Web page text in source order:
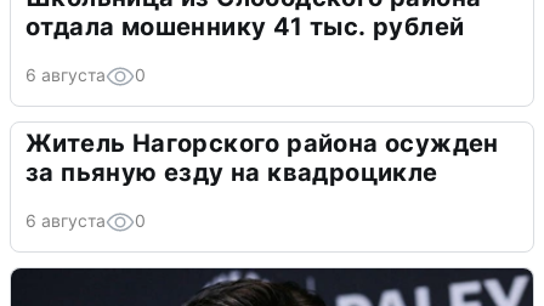
отдала мошеннику 41 тыс. рублей
6 августа 0
Житель Нагорского района осужден
за пьяную езду на квадроцикле
6 августа 0